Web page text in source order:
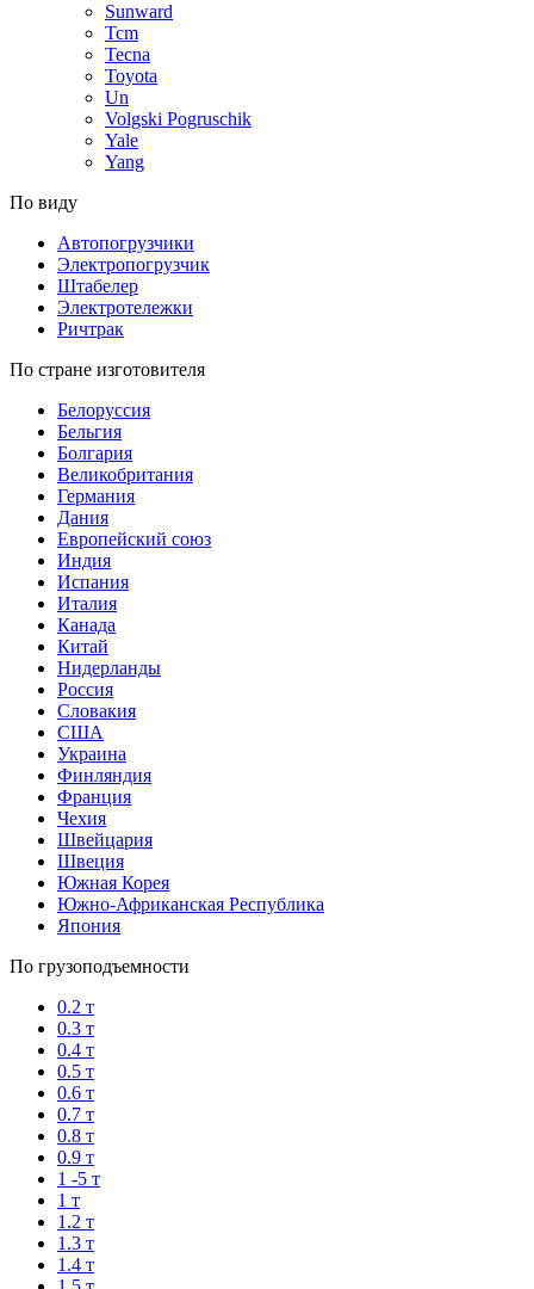
Sunward
Tcm
Tecna
Toyota
Un
Volgski Pogruschik
Yale
Yang
По виду
Автопогрузчики
Электропогрузчик
Штабелер
Электротележки
Ричтрак
По стране изготовителя
Белоруссия
Бельгия
Болгария
Великобритания
Германия
Дания
Европейский союз
Индия
Испания
Италия
Канада
Китай
Нидерланды
Россия
Словакия
США
Украина
Финляндия
Франция
Чехия
Швейцария
Швеция
Южная Корея
Южно-Африканская Республика
Япония
По грузоподъемности
0.2 т
0.3 т
0.4 т
0.5 т
0.6 т
0.7 т
0.8 т
0.9 т
1 -5 т
1 т
1.2 т
1.3 т
1.4 т